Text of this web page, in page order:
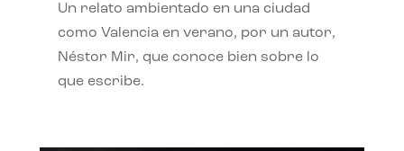
Un relato ambientado en una ciudad
como Valencia en verano, por un autor,
Néstor Mir, que conoce bien sobre lo
que escribe.